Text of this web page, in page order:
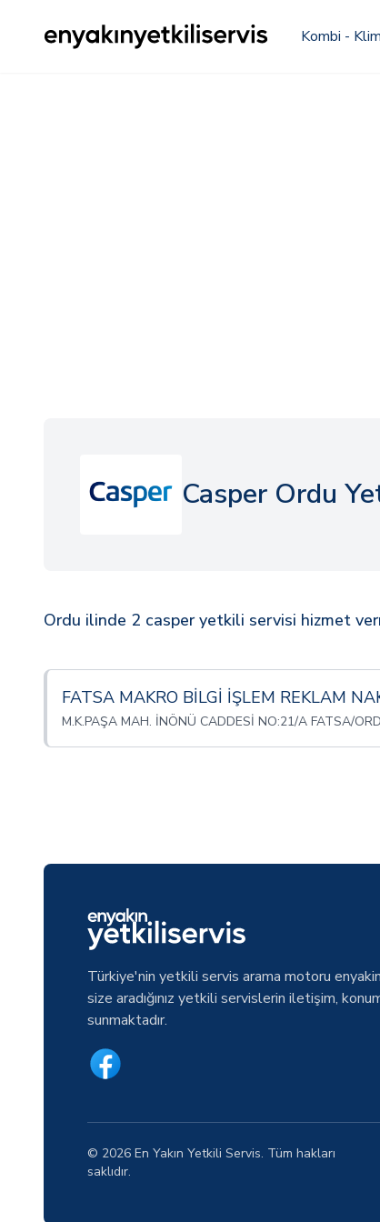
Kombi -
Casper Ordu
Ordu ilinde 2 casper yetkili servisi hizmet
FATSA MAKRO BİLGİ İŞLEM REKLAM
M.K.PAŞA MAH. İNÖNÜ CADDESİ NO:21/A FATSA/
Türkiye'nin yetkili servis arama motoru
size aradığınız yetkili servislerin iletişim,
sunmaktadır.
© 2026 En Yakın Yetkili Servis. Tüm hakları
saklıdır.